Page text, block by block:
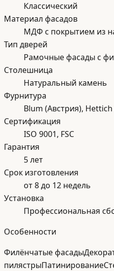
Классический
Материал фасадов
МДФ с покрытием из
Тип дверей
Рамочные фасады с
Столешница
Натуральный камень
Фурнитура
Blum (Австрия),
Сертификация
ISO 9001, FSC
Гарантия
5 лет
Срок изготовления
от 8 до 12 недель
Установка
Профессиональная
Особенности
Филёнчатые фасады
пилястрыПатинирование